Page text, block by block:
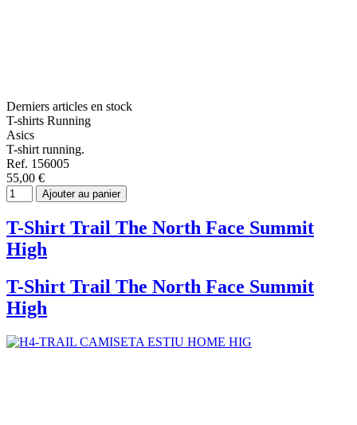
Derniers articles en stock
T-shirts Running
Asics
T-shirt running.
Ref. 156005
55,00 €
Ajouter au panier
T-Shirt Trail The North Face Summit
High
T-Shirt Trail The North Face Summit
High